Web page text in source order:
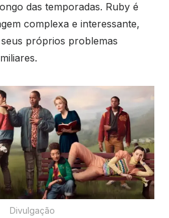
das temporadas. Ruby é
complexa e interessante,
próprios problemas
Divulgação